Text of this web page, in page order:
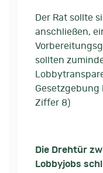
Der Rat sollte
anschließen,
sollten
Gesetzgebung
Ziffer 8)
Die Drehtür
Lobbyjobs